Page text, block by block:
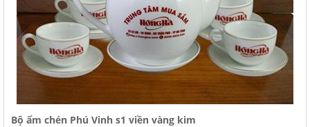
Bộ ấm chén Phú Vinh s1 viền vàng kim